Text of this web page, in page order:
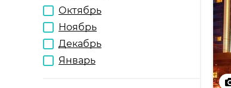
Октябрь
Ноябрь
Декабрь
Январь